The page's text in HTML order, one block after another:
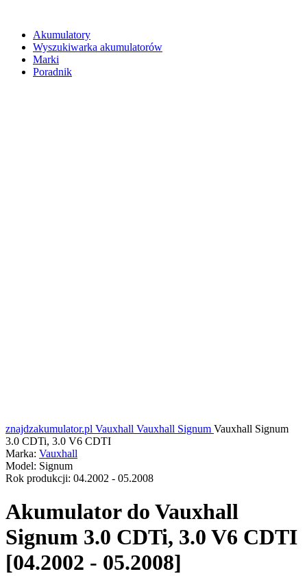
Akumulatory
Wyszukiwarka akumulatorów
Marki
Poradnik
znajdzakumulator.pl Vauxhall Vauxhall Signum Vauxhall Signum
3.0 CDTi, 3.0 V6 CDTI
Marka: Vauxhall
Model: Signum
Rok produkcji: 04.2002 - 05.2008
Akumulator do Vauxhall
Signum 3.0 CDTi, 3.0 V6 CDTI
[04.2002 - 05.2008]